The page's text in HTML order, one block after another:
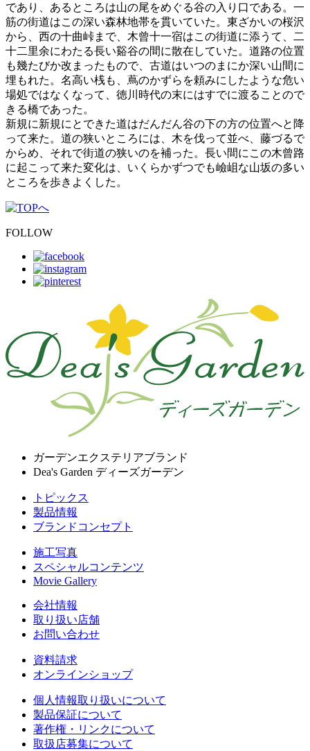
であり、あるところは山の尾をめぐる谷の入り口である。一
筋の街道はこの深い森林地帯を貫いていた。東ざかいの桜沢
から、西の十曲峠まで、木曾十一宿はこの街道に添うて、二
十二里余にわたる長い谿谷の間に散在していた。道路の位置
も幾たびか改まったもので、古道はいつのまにか深い山間に
埋もれた。名高い桟も、蔦のかずらを頼みにしたような危い
場処ではなくなって、徳川時代の末にはすでに渡ることので
きる橋であった。
新規に新規にとできた道はだんだん谷の下の方の位置へと降
って来た。道の狭いところには、木を伐って並べ、藤づるで
からめ、それで街道の狭いのを補った。長い間にこの木曾路
に起こって来た変化は、いくらかずつでも嶮岨な山坂の多い
ところを歩きよくした。
FOLLOW
ガーデンエクステリアブランド
Dea's Garden ディーズガーデン
トピックス
製品情報
ブランドコンセプト
施工写真
スペシャルコンテンツ
Movie Gallery
会社情報
取り扱い店舗
お問い合わせ
資料請求
オンラインショップ
個人情報取り扱いについて
製品保証について
著作権・リンクについて
取扱店募集について